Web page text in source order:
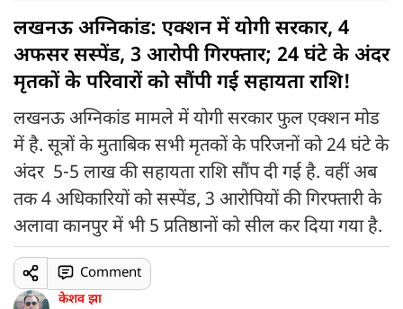
लखनऊ अग्निकांड: एक्शन में योगी सरकार, 4
अफसर सस्पेंड, 3 आरोपी गिरफ्तार; 24 घंटे के अंदर
मृतकों के परिवारों को सौंपी गई सहायता राशि!
लखनऊ अग्निकांड मामले में योगी सरकार फुल एक्शन मोड
में है. सूत्रों के मुताबिक सभी मृतकों के परिजनों को 24 घंटे के
अंदर 5-5 लाख की सहायता राशि सौंप दी गई है. वहीं अब
तक 4 अधिकारियों को सस्पेंड, 3 आरोपियों की गिरफ्तारी के
अलावा कानपुर में भी 5 प्रतिष्ठानों को सील कर दिया गया है.
केशव झा
Comment